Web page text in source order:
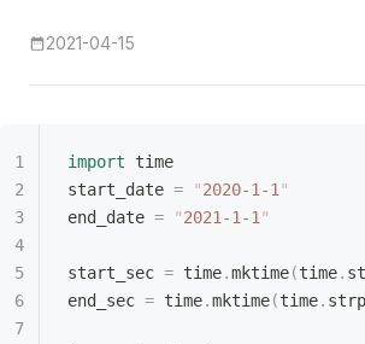
2021-04-15
import time
start_date = "2020-1-1 "
end_date = "2021-1-1 "
start_sec = time.mktime(time.
end_sec = time.mktime(time.